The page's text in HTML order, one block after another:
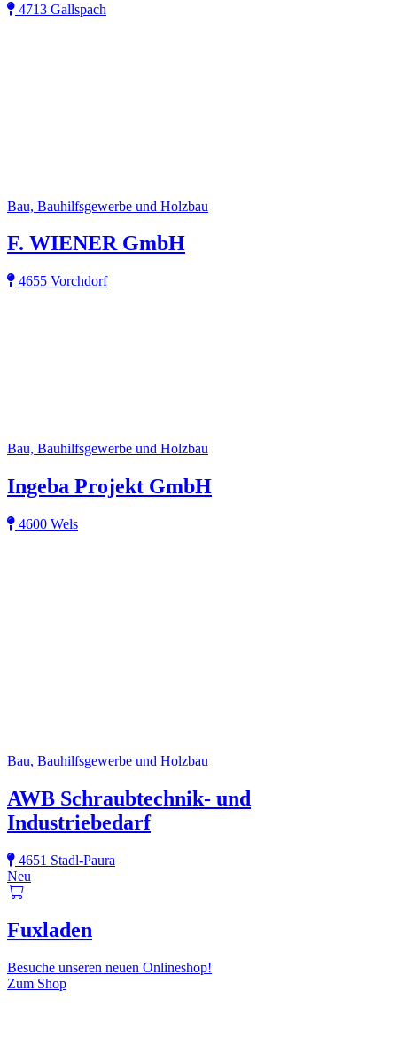
4713 Gallspach
Bau, Bauhilfsgewerbe und Holzbau
F. WIENER GmbH
4655 Vorchdorf
Bau, Bauhilfsgewerbe und Holzbau
Ingeba Projekt GmbH
4600 Wels
Bau, Bauhilfsgewerbe und Holzbau
AWB Schraubtechnik- und
Industriebedarf
4651 Stadl-Paura
Neu
Fuxladen
Besuche unseren neuen Onlineshop!
Zum Shop